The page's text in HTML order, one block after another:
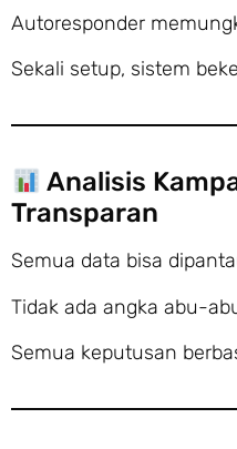
Autoresponder
Sekali setup, sistem
Analisis
Transparan
Semua data bisa
Tidak ada angka abu-
Semua keputusan